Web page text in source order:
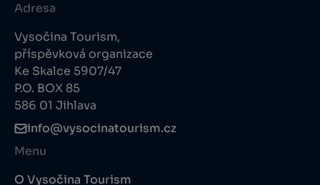
Adresa
Vysočina Tourism,
příspěvková organizace
Ke Skalce 5907/47
P.O. BOX 85
586 01 Jihlava
info@vysocinatourism.cz
Menu
O Vysočina Tourism